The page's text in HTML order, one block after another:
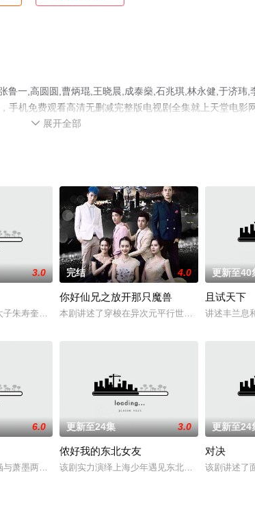
鲁一,高圆圆,曹炳琨,王晓晨,成泰燊,石兆琪,林永健,于济玮,
手机免费观看高清无删减完整版电视剧全集就上天堂电影
 展开全部
加盟，目前已开始筹备。在新版《家有仙妻》中，四位主要
3.0
朱寿奎赏识进入珍馐房，立志成为天下第一御厨。面对来自
完结 4.0
你好仙兄之放开那只魔兽
本剧讲述了穿梭在异次元平行世界的魔界一族在
更新至40
且试天下
讲述丰兰息
人。在这场以经营美妆铺为由的“绑架”爱恋中，许朝朝的聪颖
6.0
萧墨两人相爱，学校却里传出萧墨与大明星顾菁订婚的谣言
更新至24集 3.0
侬好我的东北女友
该剧实力演绎上海少年遇见东北女孩后所带来的
更新至24
对决
该剧讲述了